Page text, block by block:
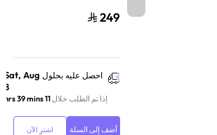
سلكي، بتقنية هول
بتصميم ماريو تايم
249
احصل عليه بحلول Sat, Aug
8
إذا تم الطلب خلال11 hrs 39 mins
أضف إلى السلة اشترِ الآن